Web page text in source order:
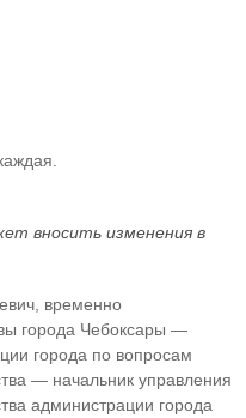
вносить изменения в
временно
города Чебоксары —
города по вопросам
— начальник управления
администрации города